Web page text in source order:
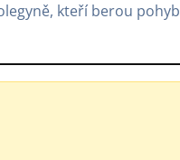
kteří berou